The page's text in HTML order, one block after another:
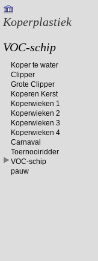
Koperplastiek
Koper te water
Clipper
Grote Clipper
Koperen Kerst
Koperwieken 1
Koperwieken 2
Koperwieken 3
Koperwieken 4
Carnaval
Toernooiridder
VOC-schip
pauw
VOC-schip